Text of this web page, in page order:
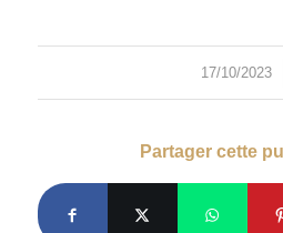
17/10/2023
/
Partager cette